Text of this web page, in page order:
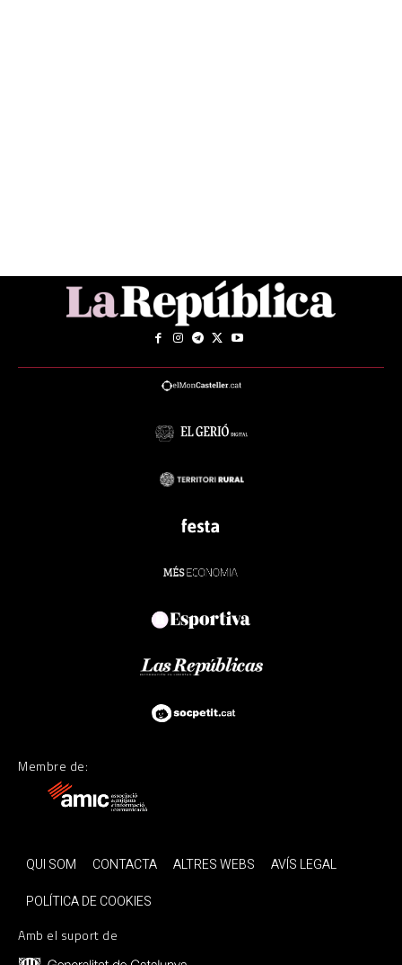
Membre de:
QUI SOM CONTACTA ALTRES WEBS
AVÍS LEGAL
POLÍTICA DE COOKIES
Amb el suport de